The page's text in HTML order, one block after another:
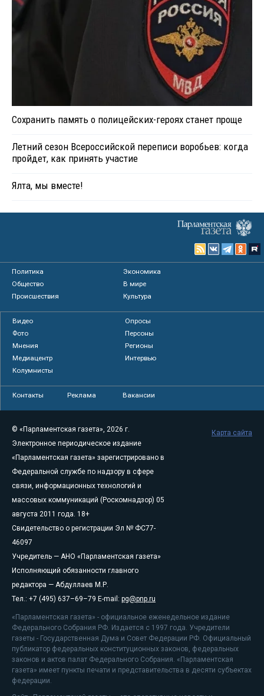
Сохранить память о полицейских-героях станет проще
Летний сезон Всероссийской переписи воробьев: когда
пройдет, как принять участие
Ялта, мы вместе!
Политика
Экономика
Общество
В мире
Происшествия
Культура
Видео
Опросы
Фото
Персоны
Мнения
Регионы
Медиацентр
Интервью
Колумнисты
Контакты Реклама Вакансии
© «Парламентская газета», 2026 г.
Электронное периодическое издание
«Парламентская газета» зарегистрировано в
Федеральной службе по надзору в сфере
связи, информационных технологий и
массовых коммуникаций (Роскомнадзор) 05
августа 2011 года. 18+
Свидетельство о регистрации Эл № ФС77-
46097
Учредитель — АНО «Парламентская газета»
Исполняющий обязанности главного
редактора — Абдуллаев М.Р.
Тел.: +7 (495) 637–69–79 E-mail: pg@pnp.ru
«Парламентская газета» - официальное еженедельное издание
Федерального Собрания РФ. Издается с 1997 года. Учредители
газеты - Государственная Дума и Совет Федерации РФ. Официальный
публикатор федеральных конституционных законов, федеральных
законов и актов палат Федерального Собрания. «Парламентская
газета» имеет пункты печати и представительства в десяти субъектах
федерации.
Карта сайта